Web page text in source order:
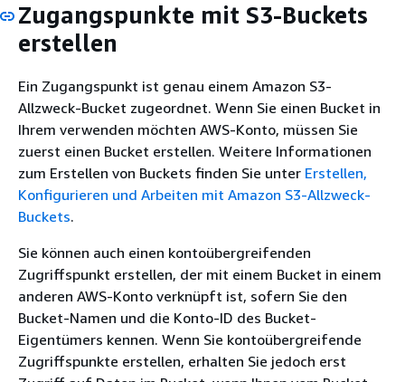
Zugangspunkte mit S3-Buckets
erstellen
Ein Zugangspunkt ist genau einem Amazon S3-
Allzweck-Bucket zugeordnet. Wenn Sie einen Bucket in
Ihrem verwenden möchten AWS-Konto, müssen Sie
zuerst einen Bucket erstellen. Weitere Informationen
zum Erstellen von Buckets finden Sie unter Erstellen,
Konfigurieren und Arbeiten mit Amazon S3-Allzweck-
Buckets.
Sie können auch einen kontoübergreifenden
Zugriffspunkt erstellen, der mit einem Bucket in einem
anderen AWS-Konto verknüpft ist, sofern Sie den
Bucket-Namen und die Konto-ID des Bucket-
Eigentümers kennen. Wenn Sie kontoübergreifende
Zugriffspunkte erstellen, erhalten Sie jedoch erst